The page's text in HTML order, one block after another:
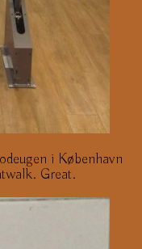
i København
Great.